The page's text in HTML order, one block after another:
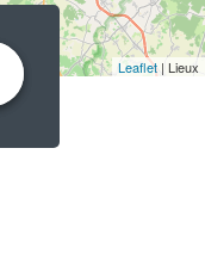
Leaflet | Lieux